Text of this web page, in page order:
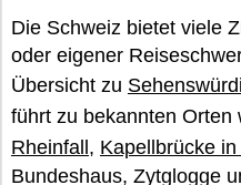
Die Schweiz bietet viele
oder eigener
Übersicht zu
führt zu bekannten Orten
Rheinfall, Kapellbrücke
Bundeshaus, Zytglogge